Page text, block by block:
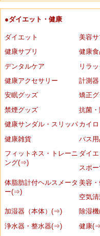
●ダイエット・健康
ダイエット
美容サ
健康サプリ
健康食
デンタルケア
リラ
健康アクセサリー
計測
安眠グッズ
矯正
禁煙グッズ
抗菌
健康サンダル・スリッパ カイロ
健康雑貨
バス
フィットネス・トレーニ
ング(⇒)
ダイ
スポ
体脂肪計付ヘルスメータ
ー(⇒)
美容
空気
加湿器（本体）(⇒)
除湿
浄水器・整水器(⇒)
健康